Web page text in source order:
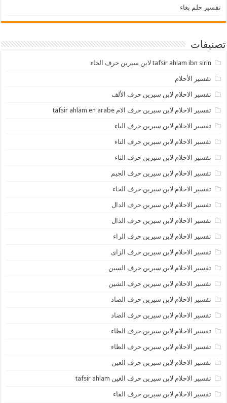
تفسير حلم بغاء
تصنيفات
tafsir ahlam ibn sirin لابن سيرين حرف الخاء
تفسير الأحلام
تفسير الاحلام لابن سيرين حرف الألف
تفسير الاحلام لابن سيرين حرف الام tafsir ahlam en arabe
تفسير الاحلام لابن سيرين حرف الباء
تفسير الاحلام لابن سيرين حرف التاء
تفسير الاحلام لابن سيرين حرف الثاء
تفسير الاحلام لابن سيرين حرف الجيم
تفسير الاحلام لابن سيرين حرف الحاء
تفسير الاحلام لابن سيرين حرف الدال
تفسير الاحلام لابن سيرين حرف الذال
تفسير الاحلام لابن سيرين حرف الراء
تفسير الاحلام لابن سيرين حرف الزاى
تفسير الاحلام لابن سيرين حرف السين
تفسير الاحلام لابن سيرين حرف الشين
تفسير الاحلام لابن سيرين حرف الصاد
تفسير الاحلام لابن سيرين حرف الضاد
تفسير الاحلام لابن سيرين حرف الطاء
تفسير الاحلام لابن سيرين حرف الظاء
تفسير الاحلام لابن سيرين حرف العين
تفسير الاحلام لابن سيرين حرف الغين tafsir ahlam
تفسير الاحلام لابن سيرين حرف الفاء